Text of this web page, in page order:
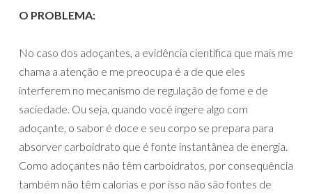
O PROBLEMA:
No caso dos adoçantes, a evidência científica que mais me
chama a atenção e me preocupa é a de que eles
interferem no mecanismo de regulação de fome e de
saciedade. Ou seja, quando você ingere algo com
adoçante, o sabor é doce e seu corpo se prepara para
absorver carboidrato que é fonte instantânea de energia.
Como adoçantes não têm carboidratos, por consequência
também não têm calorias e por isso não são fontes de